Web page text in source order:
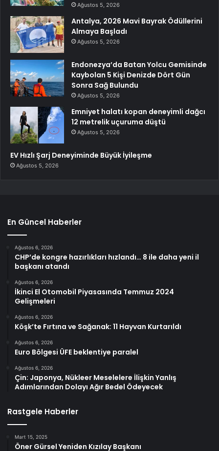
Ağustos 5, 2026
Antalya, 2026 Mavi Bayrak Ödüllerini
Almaya Başladı
Ağustos 5, 2026
Endonezya’da Batan Yolcu Gemisinde
Kaybolan 5 Kişi Denizde Dört Gün
Sonra Sağ Bulundu
Ağustos 5, 2026
Emniyet halatı kopan deneyimli dağcı
12 metrelik uçuruma düştü
Ağustos 5, 2026
EV Hızlı Şarj Deneyiminde Büyük İyileşme
Ağustos 5, 2026
En Güncel Haberler
Ağustos 6, 2026
CHP’de kongre hazırlıkları hızlandı… 8 ile daha yeni il
başkanı atandı
Ağustos 6, 2026
İkinci El Otomobil Piyasasında Temmuz 2024
Gelişmeleri
Ağustos 6, 2026
Köşk’te Fırtına ve Sağanak: 11 Hayvan Kurtarıldı
Ağustos 6, 2026
Euro Bölgesi ÜFE beklentiye paralel
Ağustos 6, 2026
Çin: Japonya, Nükleer Meselelere İlişkin Yanlış
Adımlarından Dolayı Ağır Bedel Ödeyecek
Rastgele Haberler
Mart 15, 2025
Öner Gürsel Yeniden Kızılay Başkanı